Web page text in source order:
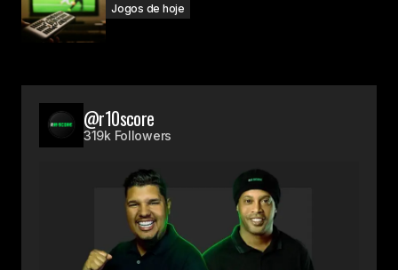
Jogos de hoje
@r10score
319k Followers